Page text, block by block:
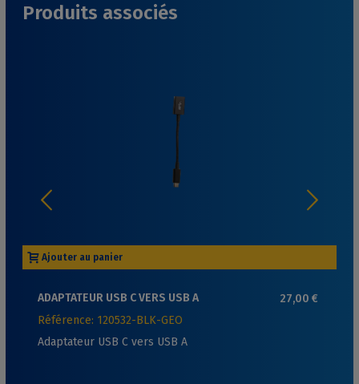
Produits associés
Ajouter au panier
ADAPTATEUR USB C VERS USB A 27,00 €
Référence: 120532-BLK-GEO
Adaptateur USB C vers USB A